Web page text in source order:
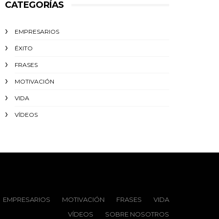
CATEGORÍAS
EMPRESARIOS
ÉXITO‬
FRASES
MOTIVACIÓN
VIDA
VÍDEOS
EMPRESARIOS MOTIVACIÓN FRASES
VIDA
VÍDEOS
SOBRE NOSOTROS